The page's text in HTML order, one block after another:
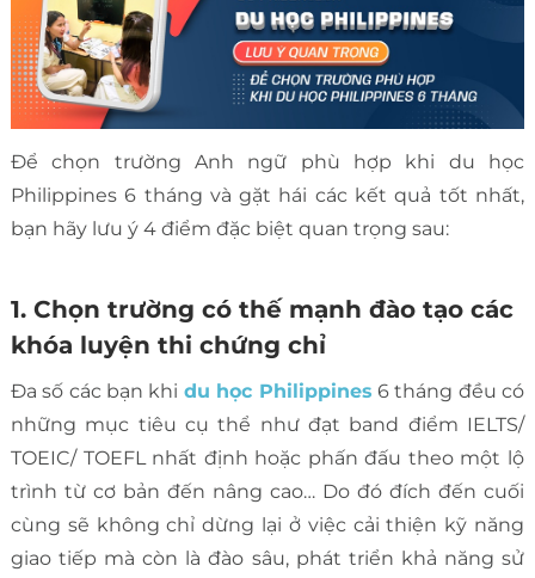
Để chọn trường Anh ngữ phù hợp khi du học
Philippines 6 tháng và gặt hái các kết quả tốt nhất,
bạn hãy lưu ý 4 điểm đặc biệt quan trọng sau:
1. Chọn trường có thế mạnh đào tạo các
khóa luyện thi chứng chỉ
Đa số các bạn khi du học Philippines 6 tháng đều có
những mục tiêu cụ thể như đạt band điểm IELTS/
TOEIC/ TOEFL nhất định hoặc phấn đấu theo một lộ
trình từ cơ bản đến nâng cao… Do đó đích đến cuối
cùng sẽ không chỉ dừng lại ở việc cải thiện kỹ năng
giao tiếp mà còn là đào sâu, phát triển khả năng sử